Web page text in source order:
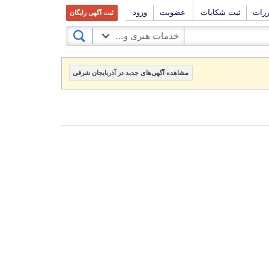
ثبت شکایات عضویت ورود ثبت آگهی رایگان
خدمات هنری و فرهنگی
مشاهده آگهی‌های جدید در آذربایجان شرقی